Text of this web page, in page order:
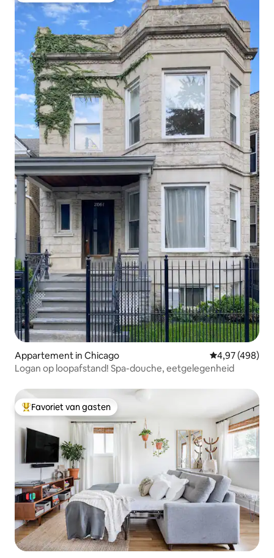
Appartement in Chicago Gemiddelde
4,97 (498)
Logan op loopafstand! Spa-douche, eetgelegenheid
Topfavoriet van gasten
Favoriet van gasten